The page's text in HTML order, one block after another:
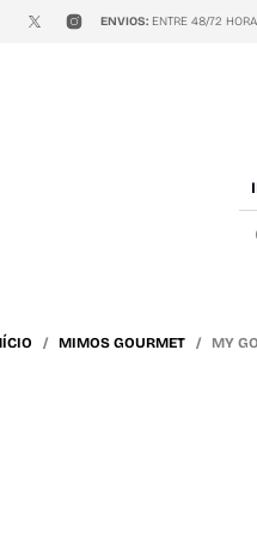
ENVIOS: ENTRE 48/72
/ MIMOS GOURMET / MY